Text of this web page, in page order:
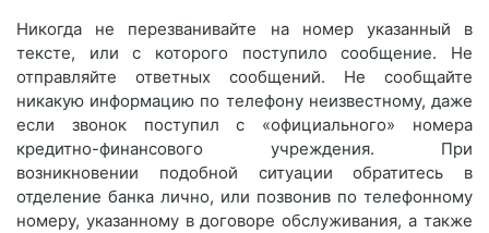
Никогда не перезванивайте на номер указанный в
тексте, или с которого поступило сообщение. Не
отправляйте ответных сообщений. Не сообщайте
никакую информацию по телефону неизвестному, даже
если звонок поступил с «официального» номера
кредитно-финансового учреждения. При
возникновении подобной ситуации обратитесь в
отделение банка лично, или позвонив по телефонному
номеру, указанному в договоре обслуживания, а также